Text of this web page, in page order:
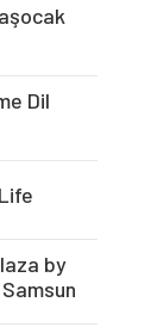
Dil
by